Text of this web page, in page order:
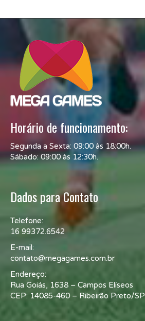
Horário de funcionamento:
Segunda a Sexta: 09:00 às 18:00h.
Sábado: 09:00 às 12:30h.
Dados para Contato
Telefone:
16 99372.6542
E-mail:
contato@megagames.com.br
Endereço:
Rua Goiás, 1638 – Campos Elíseos
CEP: 14085-460 – Ribeirão Preto/SP